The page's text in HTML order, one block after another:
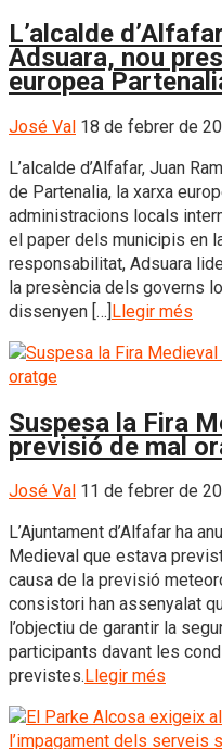
L’alcalde
Adsuara, nou
europea
José Val 18 de febrer de
L’alcalde d’Alfafar, Juan
de Partenalia, la xarxa
administracions locals
el paper dels municipis en
responsabilitat, Adsuara
la presència dels governs
dissenyen […]Llegir més
Suspesa la Fira
previsió de mal
José Val 11 de febrer de
L’Ajuntament d’Alfafar ha
Medieval que estava
causa de la previsió
consistori han assenyalat
l’objectiu de garantir la
participants davant les
previstes. Llegir més